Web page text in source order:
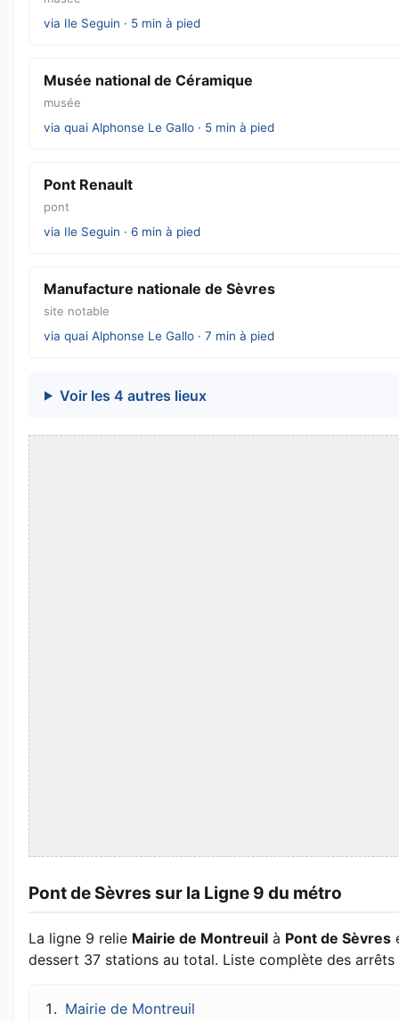
via Ile Seguin · 5 min à pied
Musée national de Céramique
musée
via quai Alphonse Le Gallo · 5 min à pied
Pont Renault
pont
via Ile Seguin · 6 min à pied
Manufacture nationale de Sèvres
site notable
via quai Alphonse Le Gallo · 7 min à pied
Voir les 4 autres lieux
Pont de Sèvres sur la Ligne 9 du métro
La ligne 9 relie Mairie de Montreuil à Pont de Sèvres
dessert 37 stations au total. Liste complète des arrêts
Mairie de Montreuil